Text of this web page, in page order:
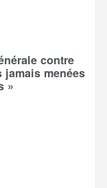
contre
jamais menées
»